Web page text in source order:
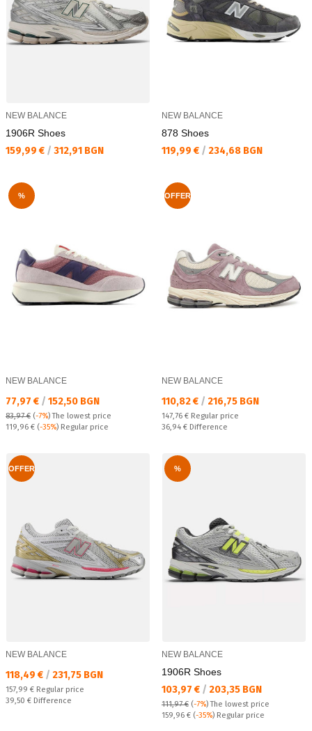
NEW BALANCE
1906R Shoes
Текуща цена:
159,99 € / 312,91 BGN
NEW BALANCE
878 Shoes
Текуща цена:
119,99 € / 234,68 BGN
%
NEW BALANCE
Текуща цена:
77,97 € / 152,50 BGN
83,97 € (-7%)The lowest price
Regular price:
119,96 € (-35%) Regular price
OFFER
NEW BALANCE
Текуща цена:
110,82 € / 216,75 BGN
Regular price:
147,76 € Regular price
Спестявате:
36,94 € Difference
OFFER
NEW BALANCE
Текуща цена:
118,49 € / 231,75 BGN
Regular price:
157,99 € Regular price
Спестявате:
39,50 € Difference
%
NEW BALANCE
1906R Shoes
Текуща цена:
103,97 € / 203,35 BGN
111,97 € (-7%)The lowest price
Regular price:
159,96 € (-35%) Regular price